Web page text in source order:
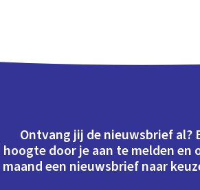
Ontvang jij de nieuwsbrief al?
hoogte door je aan te melden en
maand een nieuwsbrief naar